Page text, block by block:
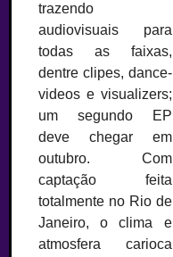
trazendo
audiovisuais para
todas as faixas,
dentre clipes, dance-
videos e visualizers;
um segundo EP
deve chegar em
outubro. Com
captação feita
totalmente no Rio de
Janeiro, o clima e
atmosfera carioca